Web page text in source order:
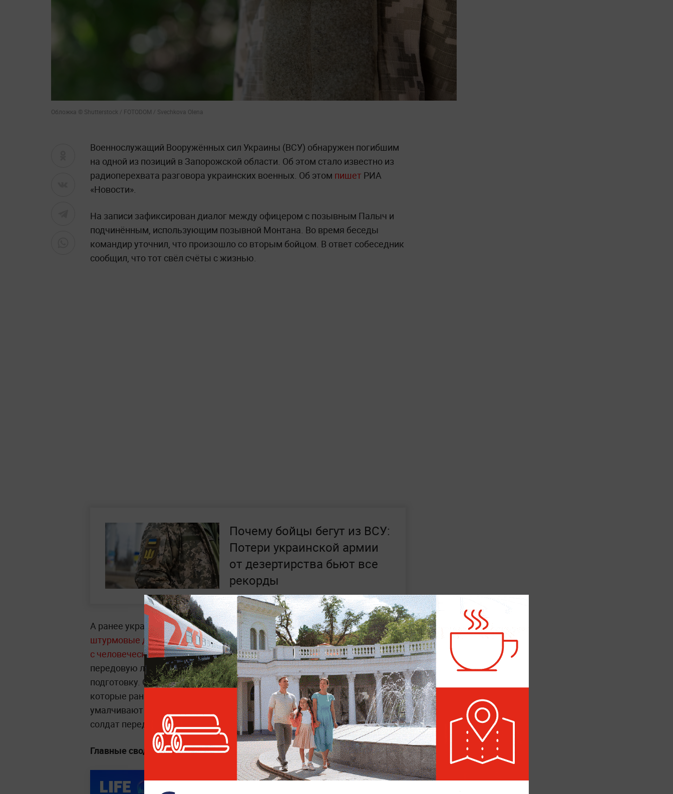
Обложка © Shutterstock / FOTODOM / Svechkova Olena
Военнослужащий Вооружённых сил Украины (ВСУ) обнаружен погибшим
на одной из позиций в Запорожской области. Об этом стало известно из
радиоперехвата разговора украинских военных. Об этом пишет РИА
«Новости».
На записи зафиксирован диалог между офицером с позывным Палыч и
подчинённым, использующим позывной Монтана. Во время беседы
командир уточнил, что произошло со вторым бойцом. В ответ собеседник
сообщил, что тот свёл счёты с жизнью.
Почему бойцы бегут из ВСУ:
Потери украинской армии
от дезертирства бьют все
рекорды
А ранее украинский инструктор Антон Чёрныйзаявил, что нынешние
штурмовые действия его подразделений напоминают языческий ритуал
с человеческими жертвами. Чёрный объяснил, что перед отправкой на
передовую личный состав проходит через интенсивную психологическую
подготовку. Особенно это касается мобилизованных гражданских,
которые раньше не служили. По его словам, командиры намеренно
умалчивают о реальном уровне опасности, чтобы не деморализовать
солдат перед атакой.
Главные сводки, заявления и события —в разделе «СВО» на Life.ru